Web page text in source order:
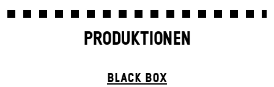
PRODUKTIONEN
BLACK BOX